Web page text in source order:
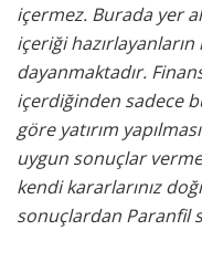
içermez. Burada yer
içeriği
dayanmaktadır.
içerdiğinden sadece
göre yatırım
uygun sonuçlar
kendi kararlarınız
sonuçlardan Paranfil